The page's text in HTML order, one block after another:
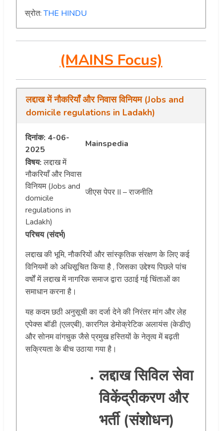
स्रोत:THE HINDU
(MAINS Focus)
लद्दाख में नौकरियाँ और निवास विनियम (Jobs and
domicile regulations in Ladakh)
दिनांक: 4-06-
2025
Mainspedia
विषय:लद्दाख में
नौकरियाँ और निवास
विनियम (Jobs and
domicile
regulations in
Ladakh)
जीएस पेपर II – राजनीति
परिचय (संदर्भ)
लद्दाख की भूमि, नौकरियों और सांस्कृतिक संरक्षण के लिए कई
विनियमों को अधिसूचित किया है , जिसका उद्देश्य पिछले पांच
वर्षों में लद्दाख में नागरिक समाज द्वारा उठाई गई चिंताओं का
समाधान करना है।
यह कदम छठी अनुसूची का दर्जा देने की निरंतर मांग और लेह
एपेक्स बॉडी (एलएबी), कारगिल डेमोक्रेटिक अलायंस (केडीए)
और सोनम वांगचुक जैसे प्रमुख हस्तियों के नेतृत्व में बढ़ती
सक्रियता के बीच उठाया गया है।
लद्दाख सिविल सेवा
विकेंद्रीकरण और
भर्ती (संशोधन)